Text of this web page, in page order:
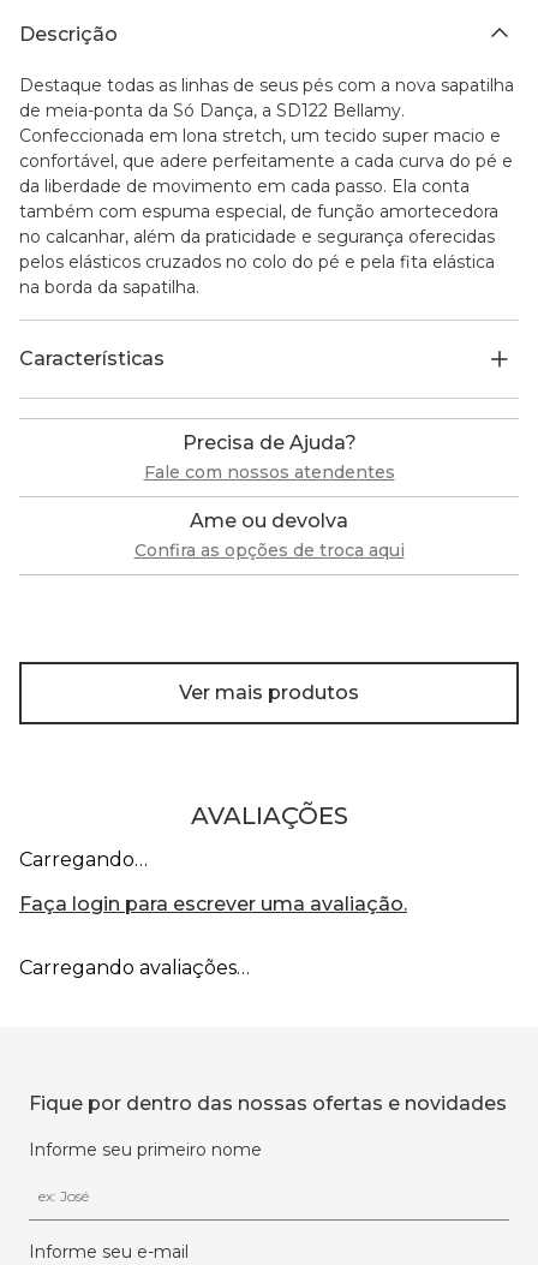
Descrição
Destaque todas as linhas de seus pés com a nova sapatilha
de meia-ponta da Só Dança, a SD122 Bellamy.
Confeccionada em lona stretch, um tecido super macio e
confortável, que adere perfeitamente a cada curva do pé e
da liberdade de movimento em cada passo. Ela conta
também com espuma especial, de função amortecedora
no calcanhar, além da praticidade e segurança oferecidas
pelos elásticos cruzados no colo do pé e pela fita elástica
na borda da sapatilha.
Características
Precisa de Ajuda?
Fale com nossos atendentes
Ame ou devolva
Confira as opções de troca aqui
Ver mais produtos
AVALIAÇÕES
Carregando…
Faça login para escrever uma avaliação.
Carregando avaliações…
Fique por dentro das nossas ofertas e novidades
Informe seu primeiro nome
Informe seu e-mail